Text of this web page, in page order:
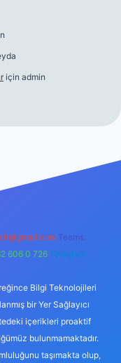
için admin
Teams:
606 0 726 Telegram:
Bilgi Teknolojileri
bir Yer Sağlayıcı
içerikleri proaktif
bulunmamaktadır.
taşımakta olup,